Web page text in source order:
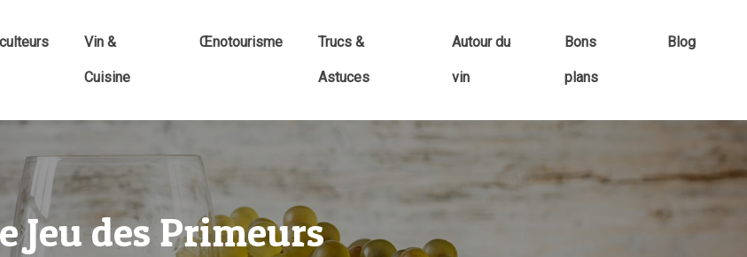
Vin &
Cuisine
Œnotourisme Trucs &
Astuces
Autour du
vin
Bons
plans
Blog
Jeu des Primeurs